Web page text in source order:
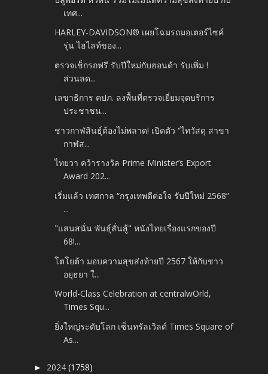
เทศ...
HARLEY-DAVIDSON® เผยโฉมรถมอเตอร์ไซค์
รุ่น ไฮไลท์ของ...
ตรวจเช็กรถฟรี รับปีใหม่กับฮอนด้า รับเพิ่ม !
ส่วนลด...
เลขาธิการ คปภ. ลงพื้นที่ตรวจเยี่ยมจุดบริการ
ประชาชน...
ชาวกาฬสินธุ์ต้องไม่พลาด! เปิดตัว “ไทวัสดุ สาขา
กาฬส...
ไทยวา คว้ารางวัล Prime Minister’s Export
Award 202...
เริ่มแล้ว เทศกาล “กรุงเทพดีต่อใจ รับปีใหม่ 2568”
...
"แสนสนั่น พันธุ์สั่นสู้" หนังไทยเรื่องแรกของปี
68!...
โตโยต้า มอบความสุขส่งท้ายปี 2567 ให้กับชาว
อยุธยา ใ...
World-Class Celebration at centralwOrld,
Times Squ...
ยิ่งใหญ่ระดับโลก เซ็นทรัลเวิลด์ Times Square of
As...
► 2024(1758)